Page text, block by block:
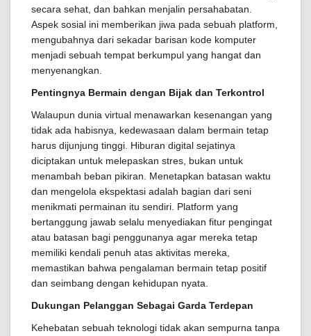
secara sehat, dan bahkan menjalin persahabatan.
Aspek sosial ini memberikan jiwa pada sebuah platform,
mengubahnya dari sekadar barisan kode komputer
menjadi sebuah tempat berkumpul yang hangat dan
menyenangkan.
Pentingnya Bermain dengan Bijak dan Terkontrol
Walaupun dunia virtual menawarkan kesenangan yang
tidak ada habisnya, kedewasaan dalam bermain tetap
harus dijunjung tinggi. Hiburan digital sejatinya
diciptakan untuk melepaskan stres, bukan untuk
menambah beban pikiran. Menetapkan batasan waktu
dan mengelola ekspektasi adalah bagian dari seni
menikmati permainan itu sendiri. Platform yang
bertanggung jawab selalu menyediakan fitur pengingat
atau batasan bagi penggunanya agar mereka tetap
memiliki kendali penuh atas aktivitas mereka,
memastikan bahwa pengalaman bermain tetap positif
dan seimbang dengan kehidupan nyata.
Dukungan Pelanggan Sebagai Garda Terdepan
Kehebatan sebuah teknologi tidak akan sempurna tanpa